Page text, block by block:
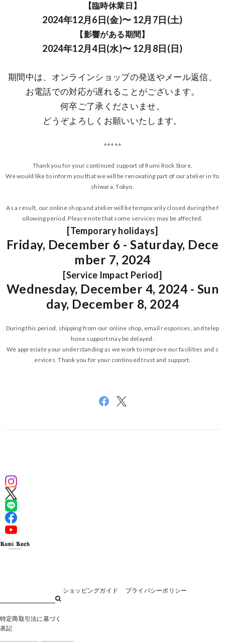
【臨時休業日】
2024年12月6日(金)〜 12月7日(土)
【影響がある期間】
2024年12月4日(水)〜 12月8日(日)
期間中は、オンラインショップの発送やメール返信、
お電話での対応が遅れることがございます。
何卒ご了承くださいませ。
どうぞよろしくお願いいたします。
+++++
Thank you for your continued support of Rumi Rock Store.
We would like to inform you that we will be renovating part of our atelier in Yo
shiwara, Tokyo.
As a result, our online shop and atelier will be temporarily closed during the f
ollowing period. Please note that some services may be affected.
[Temporary holidays]
Friday, December 6 - Saturday, Dece
mber 7, 2024
[Service Impact Period]
Wednesday, December 4, 2024 - Sun
day, December 8, 2024
During this period, shipping from our online shop, email responses, and telep
hone support may be delayed.
We appreciate your understanding as we work to improve our facilities and s
ervices. Thank you for your continued trust and support.
ショッピングガイド プライバシーポリシー
特定商取引法に基づく
表記